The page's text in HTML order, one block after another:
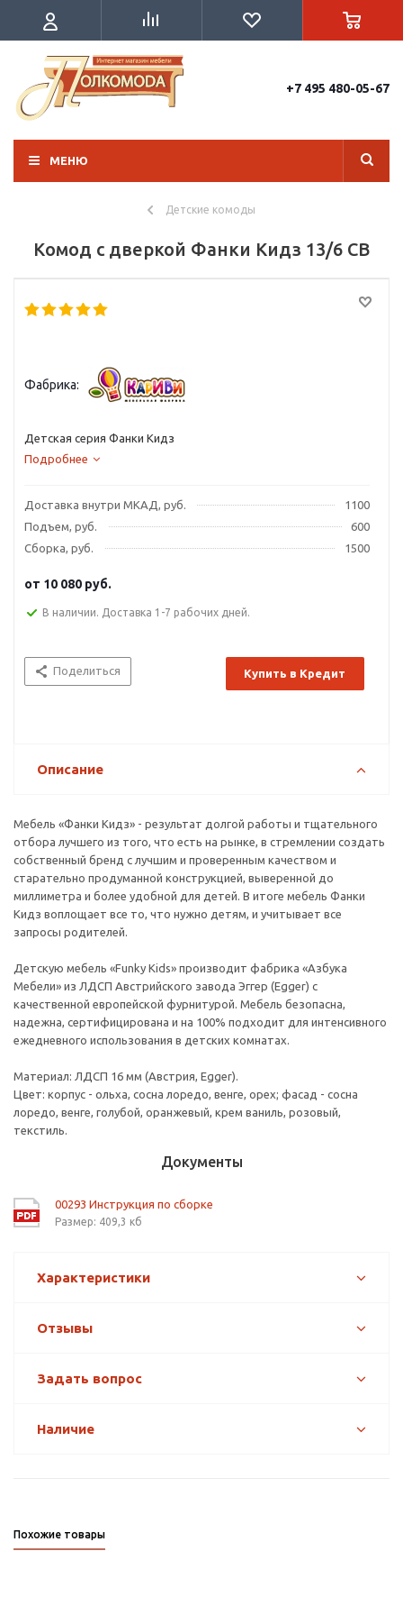
+7 495 480-05-67
МЕНЮ
Детские комоды
Комод с дверкой Фанки Кидз 13/6 СВ
Фабрика:
Детская серия Фанки Кидз
Подробнее
Доставка внутри МКАД, руб.
1100
Подъем, руб.
600
Сборка, руб.
1500
от 10 080 руб.
В наличии. Доставка 1-7 рабочих дней.
Поделиться Купить в Кредит
Описание
Мебель «Фанки Кидз» - результат долгой работы и тщательного
отбора лучшего из того, что есть на рынке, в стремлении создать
собственный бренд с лучшим и проверенным качеством и
старательно продуманной конструкцией, выверенной до
миллиметра и более удобной для детей. В итоге мебель Фанки
Кидз воплощает все то, что нужно детям, и учитывает все
запросы родителей.
Детскую мебель «Funky Kids» производит фабрика «Азбука
Мебели» из ЛДСП Австрийского завода Эггер (Egger) с
качественной европейской фурнитурой. Мебель безопасна,
надежна, сертифицирована и на 100% подходит для интенсивного
ежедневного использования в детских комнатах.
Материал: ЛДСП 16 мм (Австрия, Egger).
Цвет: корпус - ольха, сосна лоредо, венге, орех; фасад - сосна
лоредо, венге, голубой, оранжевый, крем ваниль, розовый,
текстиль.
Документы
00293 Инструкция по сборке
Размер: 409,3 кб
Характеристики
Отзывы
Задать вопрос
Наличие
Похожие товары